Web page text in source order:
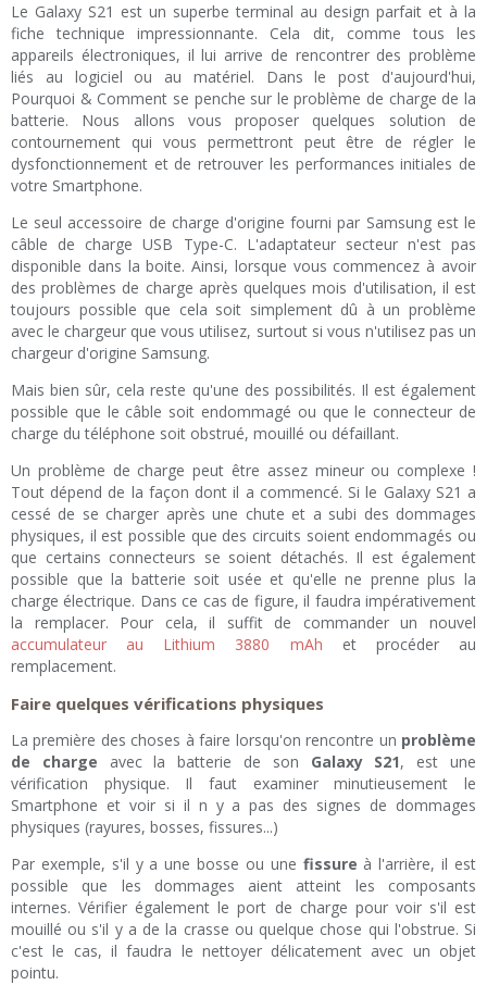
Le Galaxy S21 est un superbe terminal au design parfait et à la
fiche technique impressionnante. Cela dit, comme tous les
appareils électroniques, il lui arrive de rencontrer des problème
liés au logiciel ou au matériel. Dans le post d'aujourd'hui,
Pourquoi & Comment se penche sur le problème de charge de la
batterie. Nous allons vous proposer quelques solution de
contournement qui vous permettront peut être de régler le
dysfonctionnement et de retrouver les performances initiales de
votre Smartphone.
Le seul accessoire de charge d'origine fourni par Samsung est le
câble de charge USB Type-C. L'adaptateur secteur n'est pas
disponible dans la boite. Ainsi, lorsque vous commencez à avoir
des problèmes de charge après quelques mois d'utilisation, il est
toujours possible que cela soit simplement dû à un problème
avec le chargeur que vous utilisez, surtout si vous n'utilisez pas un
chargeur d'origine Samsung.
Mais bien sûr, cela reste qu'une des possibilités. Il est également
possible que le câble soit endommagé ou que le connecteur de
charge du téléphone soit obstrué, mouillé ou défaillant.
Un problème de charge peut être assez mineur ou complexe !
Tout dépend de la façon dont il a commencé. Si le Galaxy S21 a
cessé de se charger après une chute et a subi des dommages
physiques, il est possible que des circuits soient endommagés ou
que certains connecteurs se soient détachés. Il est également
possible que la batterie soit usée et qu'elle ne prenne plus la
charge électrique. Dans ce cas de figure, il faudra impérativement
la remplacer. Pour cela, il suffit de commander un nouvel
accumulateur au Lithium 3880 mAh et procéder au
remplacement.
Faire quelques vérifications physiques
La première des choses à faire lorsqu'on rencontre un problème
de charge avec la batterie de son Galaxy S21, est une
vérification physique. Il faut examiner minutieusement le
Smartphone et voir si il n y a pas des signes de dommages
physiques (rayures, bosses, fissures...)
Par exemple, s'il y a une bosse ou une fissure à l'arrière, il est
possible que les dommages aient atteint les composants
internes. Vérifier également le port de charge pour voir s'il est
mouillé ou s'il y a de la crasse ou quelque chose qui l'obstrue. Si
c'est le cas, il faudra le nettoyer délicatement avec un objet
pointu.